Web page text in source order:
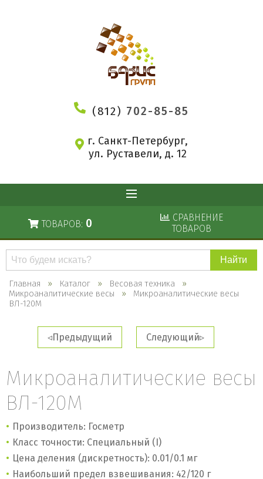
(812) 702-85-85
г. Санкт-Петербург,
ул. Руставели, д. 12
ТОВАРОВ: 0
СРАВНЕНИЕ
ТОВАРОВ
Поиск
каталогу
Главная Каталог
Весовая техника
Микроаналитические весы
Микроаналитические весы
ВЛ-120М
Предыдущий Следующий
Микроаналитические весы
ВЛ-120М
Производитель: Госметр
Класс точности: Специальный (I)
Цена деления (дискретность): 0.01/0.1 мг
Наибольший предел взвешивания: 42/120 г